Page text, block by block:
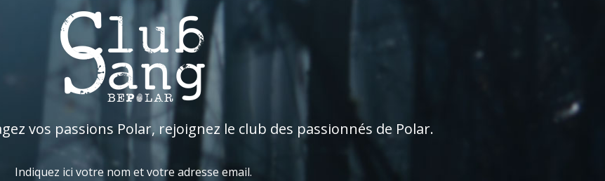
vos passions Polar, rejoignez le club des passionnés de Polar.
Indiquez ici votre nom et votre adresse email.